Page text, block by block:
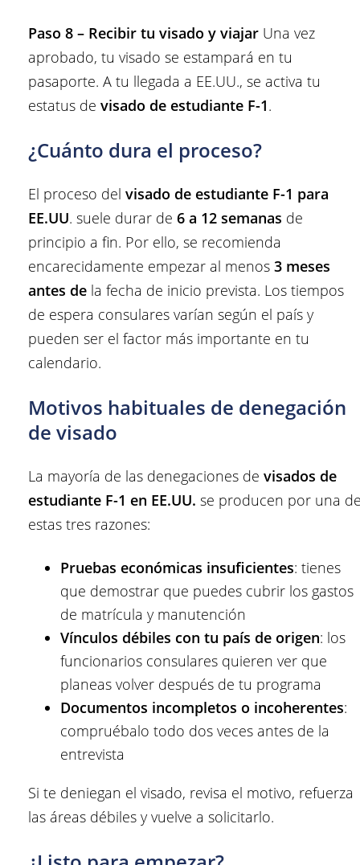
Paso 8 – Recibir tu visado y viajar Una vez
aprobado, tu visado se estampará en tu
pasaporte. A tu llegada a EE.UU., se activa tu
estatus de visado de estudiante F-1.
¿Cuánto dura el proceso?
El proceso del visado de estudiante F-1 para
EE.UU. suele durar de 6 a 12 semanas de
principio a fin. Por ello, se recomienda
encarecidamente empezar al menos 3 meses
antes de la fecha de inicio prevista. Los tiempos
de espera consulares varían según el país y
pueden ser el factor más importante en tu
calendario.
Motivos habituales de denegación
de visado
La mayoría de las denegaciones de visados de
estudiante F-1 en EE.UU. se producen por una
estas tres razones:
Pruebas económicas insuficientes: tienes
que demostrar que puedes cubrir los gastos
de matrícula y manutención
Vínculos débiles con tu país de origen: los
funcionarios consulares quieren ver que
planeas volver después de tu programa
Documentos incompletos o incoherentes:
compruébalo todo dos veces antes de la
entrevista
Si te deniegan el visado, revisa el motivo, refuerza
las áreas débiles y vuelve a solicitarlo.